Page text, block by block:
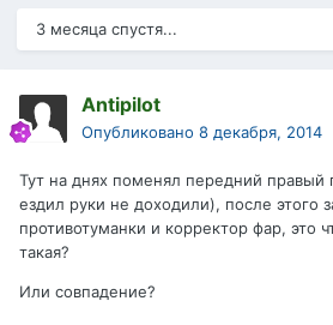
3 месяца спустя...
Antipilot
Опубликовано 8 декабря, 2014
Тут на днях поменял передний правый
ездил руки не доходили), после этого
противотуманки и корректор фар, это
такая?
Или совпадение?